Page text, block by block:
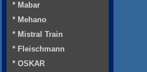
* Mabar
* Mehano
* Mistral Train
* Fleischmann
* OSKAR